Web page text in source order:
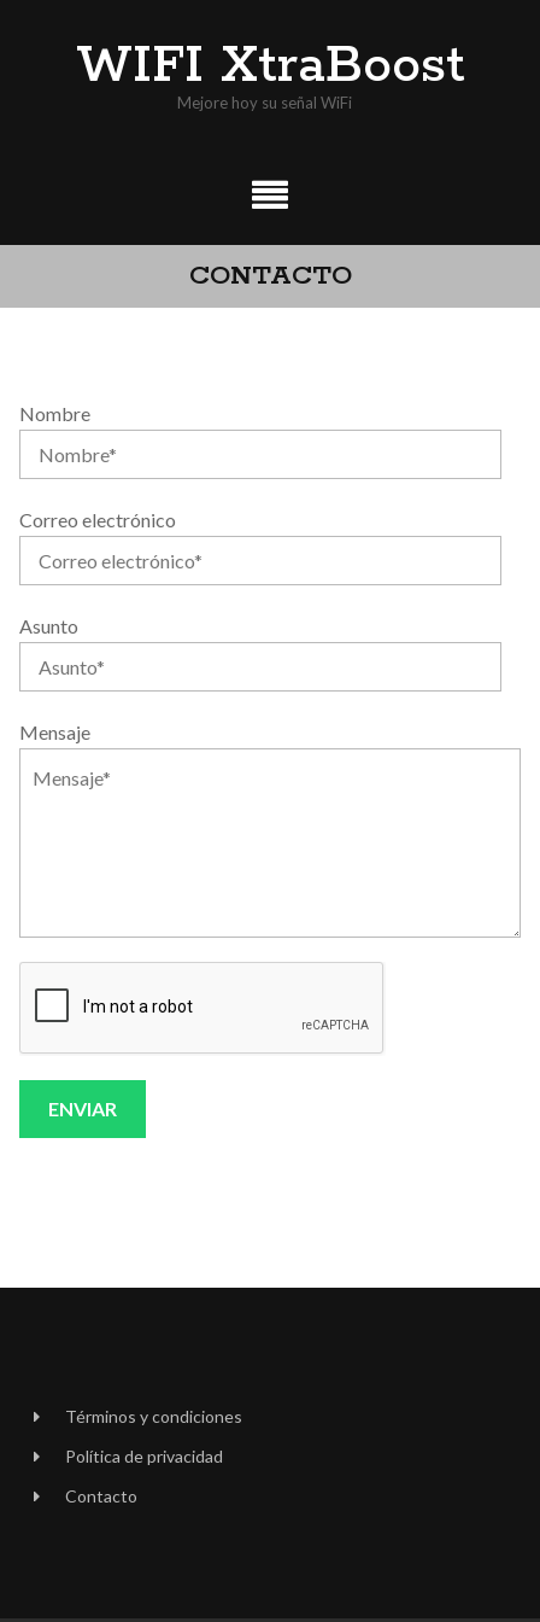
WIFI XtraBoost
Mejore hoy su señal WiFi
CONTACTO
Nombre
Correo electrónico
Asunto
Mensaje
ENVIAR
Términos y condiciones
Política de privacidad
Contacto